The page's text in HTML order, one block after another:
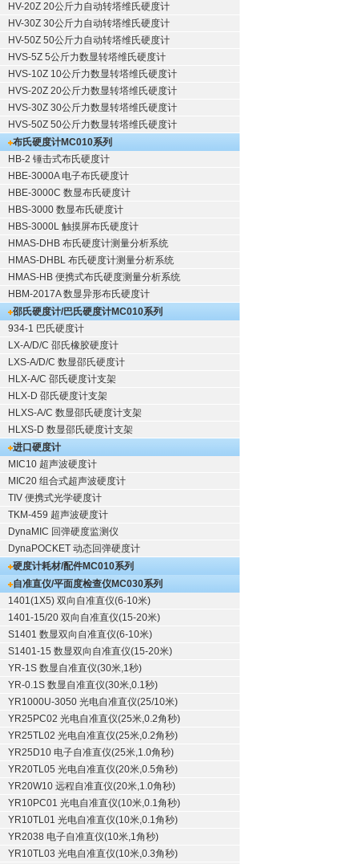
HV-20Z 20公斤力自动转塔维氏硬度计
HV-30Z 30公斤力自动转塔维氏硬度计
HV-50Z 50公斤力自动转塔维氏硬度计
HVS-5Z 5公斤力数显转塔维氏硬度计
HVS-10Z 10公斤力数显转塔维氏硬度计
HVS-20Z 20公斤力数显转塔维氏硬度计
HVS-30Z 30公斤力数显转塔维氏硬度计
HVS-50Z 50公斤力数显转塔维氏硬度计
布氏硬度计MC010系列
HB-2 锤击式布氏硬度计
HBE-3000A 电子布氏硬度计
HBE-3000C 数显布氏硬度计
HBS-3000 数显布氏硬度计
HBS-3000L 触摸屏布氏硬度计
HMAS-DHB 布氏硬度计测量分析系统
HMAS-DHBL 布氏硬度计测量分析系统
HMAS-HB 便携式布氏硬度测量分析系统
HBM-2017A 数显异形布氏硬度计
邵氏硬度计/巴氏硬度计MC010系列
934-1 巴氏硬度计
LX-A/D/C 邵氏橡胶硬度计
LXS-A/D/C 数显邵氏硬度计
HLX-A/C 邵氏硬度计支架
HLX-D 邵氏硬度计支架
HLXS-A/C 数显邵氏硬度计支架
HLXS-D 数显邵氏硬度计支架
进口硬度计
MIC10 超声波硬度计
MIC20 组合式超声波硬度计
TIV 便携式光学硬度计
TKM-459 超声波硬度计
DynaMIC 回弹硬度监测仪
DynaPOCKET 动态回弹硬度计
硬度计耗材/配件MC010系列
自准直仪/平面度检查仪MC030系列
1401(1X5) 双向自准直仪(6-10米)
1401-15/20 双向自准直仪(15-20米)
S1401 数显双向自准直仪(6-10米)
S1401-15 数显双向自准直仪(15-20米)
YR-1S 数显自准直仪(30米,1秒)
YR-0.1S 数显自准直仪(30米,0.1秒)
YR1000U-3050 光电自准直仪(25/10米)
YR25PC02 光电自准直仪(25米,0.2角秒)
YR25TL02 光电自准直仪(25米,0.2角秒)
YR25D10 电子自准直仪(25米,1.0角秒)
YR20TL05 光电自准直仪(20米,0.5角秒)
YR20W10 远程自准直仪(20米,1.0角秒)
YR10PC01 光电自准直仪(10米,0.1角秒)
YR10TL01 光电自准直仪(10米,0.1角秒)
YR2038 电子自准直仪(10米,1角秒)
YR10TL03 光电自准直仪(10米,0.3角秒)